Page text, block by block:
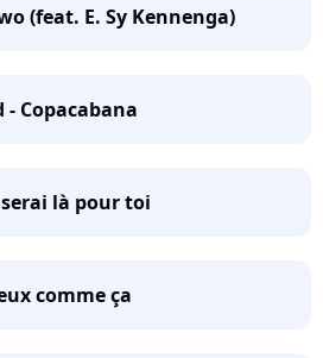
(feat. E. Sy Kennenga)
- Copacabana
là pour toi
comme ça